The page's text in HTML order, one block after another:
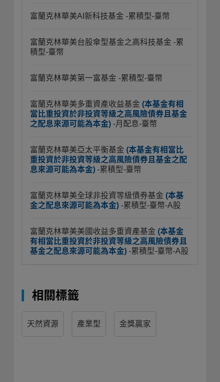
富蘭克林華美AI新科技基金 -累積型-臺幣
富蘭克林華美台股傘型基金之高科技基金 -累
積型-臺幣
富蘭克林華美第一富基金 -累積型-臺幣
富蘭克林華美多重資產收益基金 (本基金有相
當比重投資於非投資等級之高風險債券且基金
之配息來源可能為本金) -月配息-臺幣
富蘭克林華美亞太平衡基金 (本基金有相當比
重投資於非投資等級之高風險債券且基金之配
息來源可能為本金) -累積型-臺幣
富蘭克林華美全球非投資等級債券基金 (本基
金之配息來源可能為本金) -累積型-臺幣-A股
富蘭克林華美美國收益多重資產基金 (本基金
有相當比重投資於非投資等級之高風險債券且
基金之配息來源可能為本金) -累積型-臺幣-A股
相關標籤
天然資源 產業型 金獎贏家